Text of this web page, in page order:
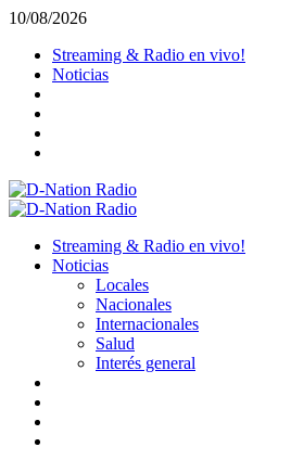
Saltar
contenido
10/08/2026
Streaming & Radio en vivo!
Noticias
Menú
Streaming & Radio en vivo!
Noticias
Locales
Nacionales
Internacionales
Salud
Interés general